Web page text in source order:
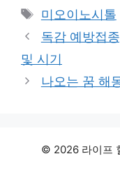
Tags
미오이노시톨
독감 예방접
및 시기
나오는 꿈 해
© 2026 라이프